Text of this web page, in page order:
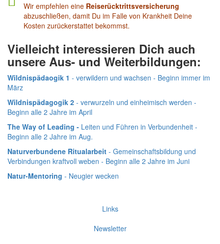
Wir empfehlen eine Reiserücktrittsversicherung
abzuschließen, damit Du im Falle von Krankheit Deine
Kosten zurückerstattet bekommst.
Vielleicht interessieren Dich auch
unsere Aus- und Weiterbildungen:
Wildnispädaogik 1 - verwildern und wachsen - Beginn immer im
März
Wildnispädagogik 2 - verwurzeln und einheimisch werden -
Beginn alle 2 Jahre im April
The Way of Leading - Leiten und Führen in Verbundenheit -
Beginn alle 2 Jahre im Aug.
Naturverbundene Ritualarbeit - Gemeinschaftsbildung und
Verbindungen kraftvoll weben - Beginn alle 2 Jahre im Juni
Natur-Mentoring - Neugier wecken
Links
Newsletter